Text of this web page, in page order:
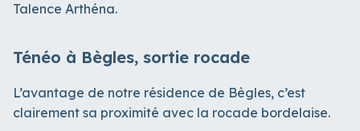
Talence Arthéna.
Ténéo à Bègles, sortie rocade
L’avantage de notre résidence de Bègles, c’est
clairement sa proximité avec la rocade bordelaise.